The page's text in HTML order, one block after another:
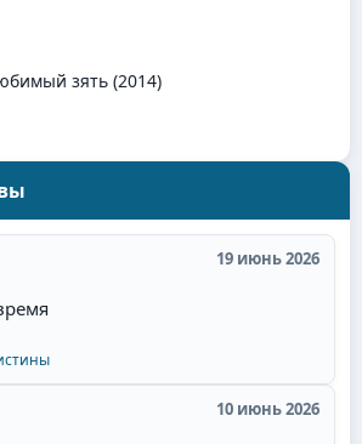
зять (2014)
19 июнь 2026
10 июнь 2026